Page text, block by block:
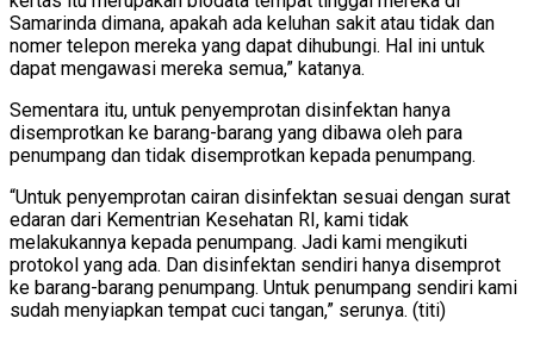
Samarinda dimana, apakah ada keluhan sakit atau tidak dan
nomer telepon mereka yang dapat dihubungi. Hal ini untuk
dapat mengawasi mereka semua,” katanya.
Sementara itu, untuk penyemprotan disinfektan hanya
disemprotkan ke barang-barang yang dibawa oleh para
penumpang dan tidak disemprotkan kepada penumpang.
“Untuk penyemprotan cairan disinfektan sesuai dengan surat
edaran dari Kementrian Kesehatan RI, kami tidak
melakukannya kepada penumpang. Jadi kami mengikuti
protokol yang ada. Dan disinfektan sendiri hanya disemprot
ke barang-barang penumpang. Untuk penumpang sendiri kami
sudah menyiapkan tempat cuci tangan,” serunya. (titi)